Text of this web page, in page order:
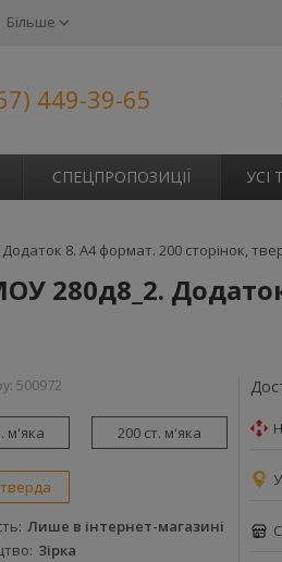
Більше
449-39-65
СПЕЦПРОПОЗИЦІЇ УСІ
8. А4 формат. 200 сторінок,
280д8_2.
500972
м'яка 200 ст. м'яка
Лише в інтернет-магазині
Зірка